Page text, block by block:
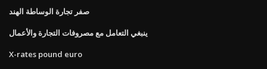
صفر تجارة الوساطة الهند
ينبغي التعامل مع مصروفات التجارة والأعمال
X-rates pound euro